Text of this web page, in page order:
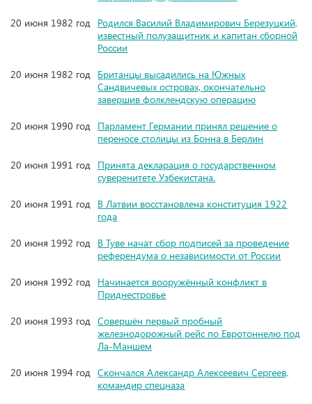
20 июня 1982 год Родился Василий Владимирович Березуцкий,
известный полузащитник и капитан сборной
России
20 июня 1982 год Британцы высадились на Южных
Сандвичевых островах, окончательно
завершив фолклендскую операцию
20 июня 1990 год Парламент Германии принял решение о
переносе столицы из Бонна в Берлин
20 июня 1991 год Принята декларация о государственном
суверенитете Узбекистана.
20 июня 1991 год В Латвии восстановлена конституция 1922
года
20 июня 1992 год В Туве начат сбор подписей за проведение
референдума о независимости от России
20 июня 1992 год Начинается вооружённый конфликт в
Приднестровье
20 июня 1993 год Совершён первый пробный
железнодорожный рейс по Евротоннелю под
Ла-Маншем
20 июня 1994 год Скончался Александр Алексеевич Сергеев,
командир спецназа